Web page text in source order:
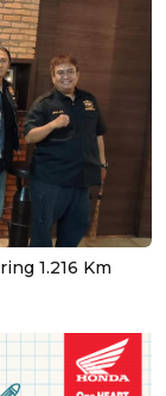
1.216 Km